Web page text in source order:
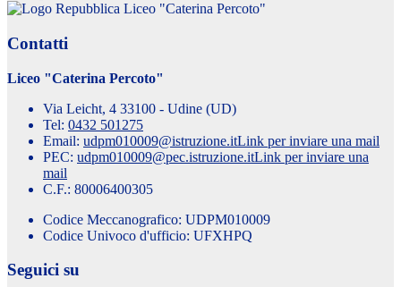
Liceo "Caterina Percoto"
Contatti
Liceo "Caterina Percoto"
Via Leicht, 4 33100 - Udine (UD)
Tel: 0432 501275
Email: udpm010009@istruzione.itLink per inviare una mail
PEC: udpm010009@pec.istruzione.itLink per inviare una
mail
C.F.: 80006400305
Codice Meccanografico: UDPM010009
Codice Univoco d'ufficio: UFXHPQ
Seguici su